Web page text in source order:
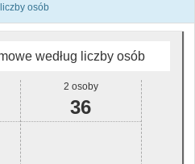
osób
według liczby osób
2 osoby
36